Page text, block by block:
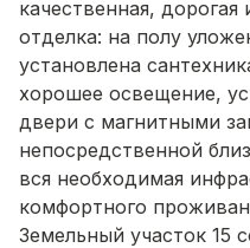
качественная, дорогая
отделка: на полу
установлена
хорошее освещение,
двери с магнитными
непосредственной
вся необходимая
комфортного
Земельный участок 15